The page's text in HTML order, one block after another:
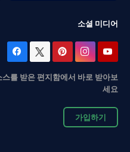
소셜 미디어
스를 받은 편지함에서 바로 받아보
세요
가입하기